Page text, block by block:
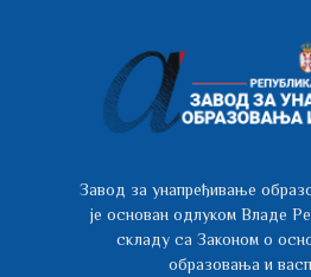
Завод за унапређивање
је основан одлуком Владе
складу са Законом о
образовања и